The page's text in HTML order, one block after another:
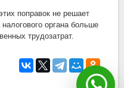
поправок не решает
органа больше
трудозатрат.